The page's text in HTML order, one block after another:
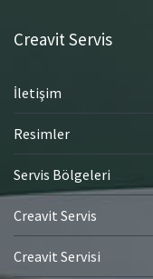
Creavit Servis
İletişim
Resimler
Servis Bölgeleri
Creavit Servis
Creavit Servisi